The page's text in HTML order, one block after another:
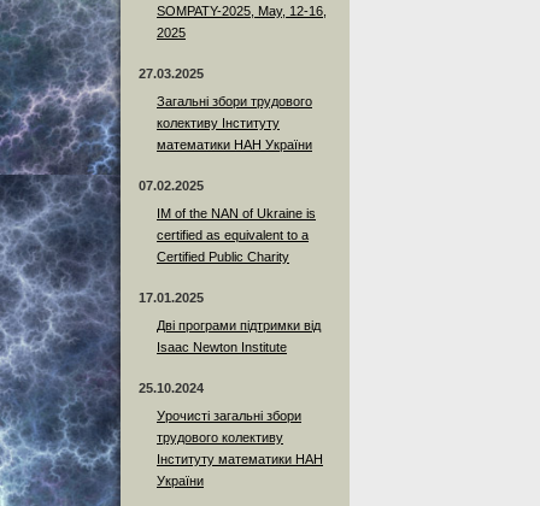
SOMPATY-2025, May, 12-16,
2025
27.03.2025
Загальні збори трудового
колективу Інституту
математики НАН України
07.02.2025
IM of the NAN of Ukraine is
certified as equivalent to a
Certified Public Charity
17.01.2025
Дві програми підтримки від
Isaac Newton Institute
25.10.2024
Урочисті загальні збори
трудового колективу
Інституту математики НАН
України